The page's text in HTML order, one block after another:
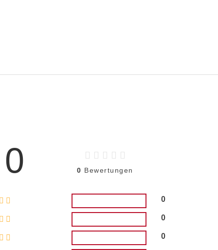
0 0 Bewertungen
0
0
0